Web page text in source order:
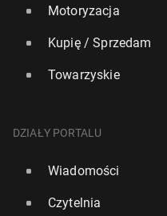
Motoryzacja
Kupię / Sprzedam
Towarzyskie
DZIAŁY PORTALU
Wiadomości
Czytelnia